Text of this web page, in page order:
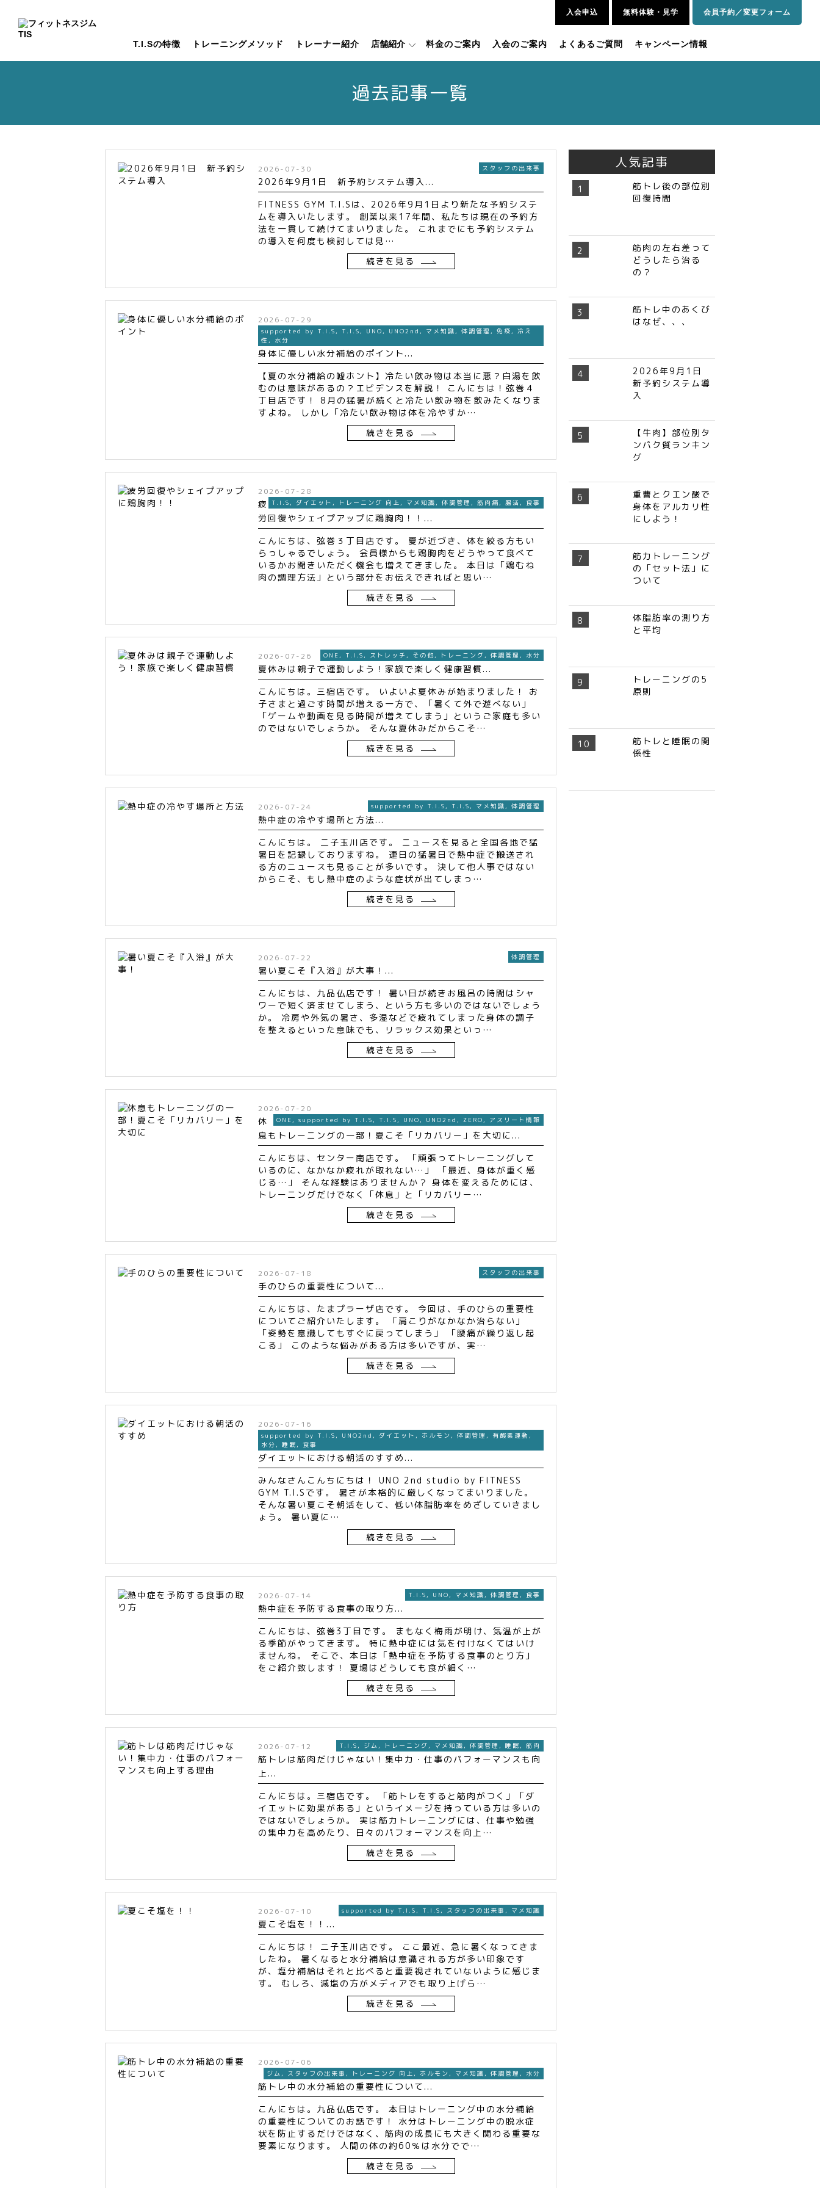
T.I.Sの特徴 トレーニングメソッド トレーナー紹介 店舗紹介 料金のご案内 入会のご案内 よくあるご質問 キャンペーン情報
入会申込 無料体験・見学 会員予約／変更フォーム
過去記事一覧
2026-07-30 スタッフの出来事
2026年9月1日 新予約システム導入...
FITNESS GYM T.I.Sは、2026年9月1日より新たな予約システ
ムを導入いたします。 創業以来17年間、私たちは現在の予約方
法を一貫して続けてまいりました。 これまでにも予約システム
の導入を何度も検討しては見…
続きを見る
2026-07-29
supported by T.I.S , T.I.S , UNO , UNO2nd , マメ知識 , 体調管理 , 免疫 , 冷え
性 , 水分
身体に優しい水分補給のポイント...
【夏の水分補給の嘘ホント】冷たい飲み物は本当に悪？白湯を飲
むのは意味があるの？エビデンスを解説！ こんにちは！弦巻４
丁目店です！ 8月の猛暑が続くと冷たい飲み物を飲みたくなりま
すよね。 しかし「冷たい飲み物は体を冷やすか…
続きを見る
2026-07-28
T.I.S , ダイエット , トレーニング 向上 , マメ知識 , 体調管理 , 筋肉痛 , 腸活 , 食事
疲
労回復やシェイプアップに鶏胸肉！！...
こんにちは、弦巻３丁目店です。 夏が近づき、体を絞る方もい
らっしゃるでしょう。 会員様からも鶏胸肉をどうやって食べて
いるかお聞きいただく機会も増えてきました。 本日は「鶏むね
肉の調理方法」という部分をお伝えできればと思い…
続きを見る
2026-07-26 ONE , T.I.S , ストレッチ , その他 , トレーニング , 体調管理 , 水分
夏休みは親子で運動しよう！家族で楽しく健康習慣...
こんにちは。三宿店です。 いよいよ夏休みが始まりました！ お
子さまと過ごす時間が増える一方で、「暑くて外で遊べない」
「ゲームや動画を見る時間が増えてしまう」というご家庭も多い
のではないでしょうか。 そんな夏休みだからこそ…
続きを見る
2026-07-24 supported by T.I.S , T.I.S , マメ知識 , 体調管理
熱中症の冷やす場所と方法...
こんにちは。 二子玉川店です。 ニュースを見ると全国各地で猛
暑日を記録しておりますね。 連日の猛暑日で熱中症で搬送され
る方のニュースも見ることが多いです。 決して他人事ではない
からこそ、もし熱中症のような症状が出てしまっ…
続きを見る
2026-07-22 体調管理
暑い夏こそ『入浴』が大事！...
こんにちは、九品仏店です！ 暑い日が続きお風呂の時間はシャ
ワーで短く済ませてしまう、という方も多いのではないでしょう
か。 冷房や外気の暑さ、多湿などで疲れてしまった身体の調子
を整えるといった意味でも、リラックス効果といっ…
続きを見る
2026-07-20
ONE , supported by T.I.S , T.I.S , UNO , UNO2nd , ZERO , アスリート情報
休
息もトレーニングの一部！夏こそ「リカバリー」を大切に...
こんにちは、センター南店です。 「頑張ってトレーニングして
いるのに、なかなか疲れが取れない…」 「最近、身体が重く感
じる…」 そんな経験はありませんか？ 身体を変えるためには、
トレーニングだけでなく「休息」と「リカバリー…
続きを見る
2026-07-18 スタッフの出来事
手のひらの重要性について...
こんにちは、たまプラーザ店です。 今回は、手のひらの重要性
についてご紹介いたします。 「肩こりがなかなか治らない」
「姿勢を意識してもすぐに戻ってしまう」 「腰痛が繰り返し起
こる」 このような悩みがある方は多いですが、実…
続きを見る
2026-07-16
supported by T.I.S , UNO2nd , ダイエット , ホルモン , 体調管理 , 有酸素運動 ,
水分 , 睡眠 , 食事
ダイエットにおける朝活のすすめ...
みんなさんこんちにちは！ UNO 2nd studio by FITNESS
GYM T.I.Sです。 暑さが本格的に厳しくなってまいりました。
そんな暑い夏こそ朝活をして、低い体脂肪率をめざしていきまし
ょう。 暑い夏に…
続きを見る
2026-07-14 T.I.S , UNO , マメ知識 , 体調管理 , 食事
熱中症を予防する食事の取り方...
こんにちは、弦巻3丁目です。 まもなく梅雨が明け、気温が上が
る季節がやってきます。 特に熱中症には気を付けなくてはいけ
ませんね。 そこで、本日は「熱中症を予防する食事のとり方」
をご紹介致します！ 夏場はどうしても食が細く…
続きを見る
2026-07-12 T.I.S , ジム , トレーニング , マメ知識 , 体調管理 , 睡眠 , 筋肉
筋トレは筋肉だけじゃない！集中力・仕事のパフォーマンスも向
上...
こんにちは。三宿店です。 「筋トレをすると筋肉がつく」「ダ
イエットに効果がある」というイメージを持っている方は多いの
ではないでしょうか。 実は筋力トレーニングには、仕事や勉強
の集中力を高めたり、日々のパフォーマンスを向上…
続きを見る
2026-07-10 supported by T.I.S , T.I.S , スタッフの出来事 , マメ知識
夏こそ塩を！！...
こんにちは！ 二子玉川店です。 ここ最近、急に暑くなってきま
したね。 暑くなると水分補給は意識される方が多い印象です
が、塩分補給はそれと比べると重要視されていないように感じま
す。 むしろ、減塩の方がメディアでも取り上げら…
続きを見る
2026-07-06
ジム , スタッフの出来事 , トレーニング 向上 , ホルモン , マメ知識 , 体調管理 , 水分
筋トレ中の水分補給の重要性について...
こんにちは。九品仏店です。 本日はトレーニング中の水分補給
の重要性についてのお話です！ 水分はトレーニング中の脱水症
状を防止するだけではなく、筋肉の成長にも大きく関わる重要な
要素になります。 人間の体の約60％は水分でで…
続きを見る
人気記事
筋トレ後の部位別
回復時間
筋肉の左右差って
どうしたら治る
の？
筋トレ中のあくび
はなぜ、、、
2026年9月1日
新予約システム導
入
【牛肉】部位別タ
ンパク質ランキン
グ
重曹とクエン酸で
身体をアルカリ性
にしよう！
筋力トレーニング
の「セット法」に
ついて
体脂肪率の測り方
と平均
トレーニングの5
原則
筋トレと睡眠の関
係性